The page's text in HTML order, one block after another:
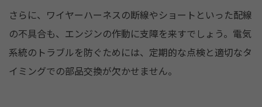
さらに、ワイヤーハーネスの断線やショートといった配線
の不具合も、エンジンの作動に支障を来すでしょう。電気
系統のトラブルを防ぐためには、定期的な点検と適切なタ
イミングでの部品交換が欠かせません。